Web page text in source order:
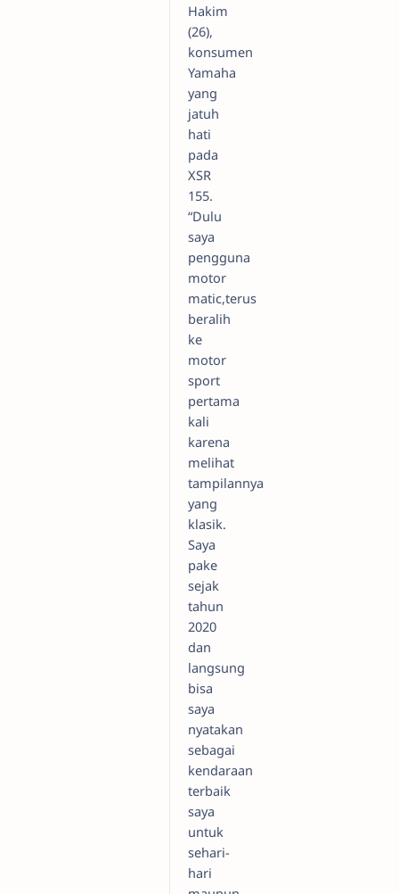
Hakim
(26),
konsumen
Yamaha
yang
jatuh
hati
pada
XSR
155.
“Dulu
saya
pengguna
motor
matic,terus
beralih
ke
motor
sport
pertama
kali
karena
melihat
tampilannya
yang
klasik.
Saya
pake
sejak
tahun
2020
dan
langsung
bisa
saya
nyatakan
sebagai
kendaraan
terbaik
saya
untuk
sehari-
hari